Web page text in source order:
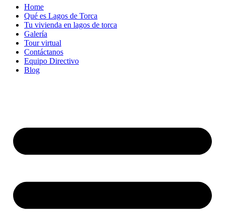
Home
Qué es Lagos de Torca
Tu vivienda en lagos de torca
Galería
Tour virtual
Contáctanos
Equipo Directivo
Blog